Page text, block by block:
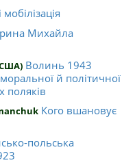
мобілізація
Михайла
Волинь 1943
й політичної
поляків
Кого вшановує
польська